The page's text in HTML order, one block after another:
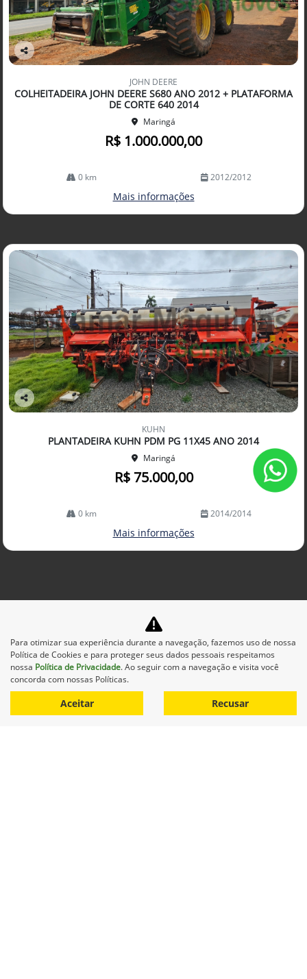
Co
arti
lhe
JOHN DEERE
COLHEITADEIRA JOHN DEERE S680 ANO 2012 + PLATAFORMA
DE CORTE 640 2014
Maringá
R$ 1.000.000,00
0 km 2012/2012
Mais informações
Co
KUHN
PLANTADEIRA KUHN PDM PG 11X45 ANO 2014
Maringá
R$ 75.000,00
0 km 2014/2014
Mais informações
Equipamentos
Para otimizar sua experiência durante a navegação, fazemos uso de nossa
Política de Cookies e para proteger seus dados pessoais respeitamos
nossa Política de Privacidade. Ao seguir com a navegação e visita você
concorda com nossas Políticas.
Aceitar Recusar